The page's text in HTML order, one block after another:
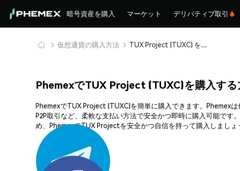
暗号資産を購入 マーケット デリバティブ取引
仮想通貨の購入方法 TUX Project (TUXC) を安全に購入・保管
PhemexでTUX Project (TUXC)を購入する
PhemexでTUX Project (TUXC)を簡単に購入できます。Phemex
P2P取引など、柔軟な支払い方法で安全かつ即時に購入可能で
め、PhemexでTUX Projectを安全かつ自信を持って購入しましょ